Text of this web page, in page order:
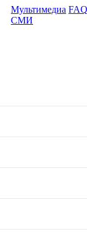
Мультимедиа FAQ
СМИ